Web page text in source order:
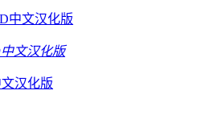
中文汉化版
汉化版